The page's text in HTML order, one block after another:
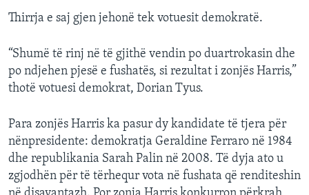
Thirrja e saj gjen jehonë tek votuesit demokratë.
“Shumë të rinj në të gjithë vendin po duartrokasin dhe
po ndjehen pjesë e fushatës, si rezultat i zonjës Harris,”
thotë votuesi demokrat, Dorian Tyus.
Para zonjës Harris ka pasur dy kandidate të tjera për
nënpresidente: demokratja Geraldine Ferraro në 1984
dhe republikania Sarah Palin në 2008. Të dyja ato u
zgjodhën për të tërhequr vota në fushata që renditeshin